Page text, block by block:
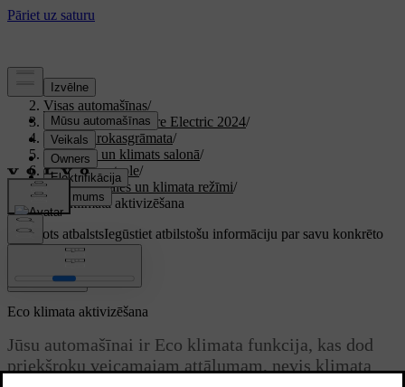
Atbalsts
Visas automašīnas/
XC40 Recharge Pure Electric 2024/
Lietotāja rokasgrāmata/
Komforts un klimats salonā/
Klimata kontrole/
Gaisa sadales un klimata režīmi/
Eco klimata aktivizēšana
Pielāgots atbalstsIegūstiet atbilstošu informāciju par savu konkrēto
automašīnu.
Pierakstīties
Eco klimata aktivizēšana
Jūsu automašīnai ir Eco klimata funkcija, kas dod
priekšroku veicamajam attālumam, nevis klimata